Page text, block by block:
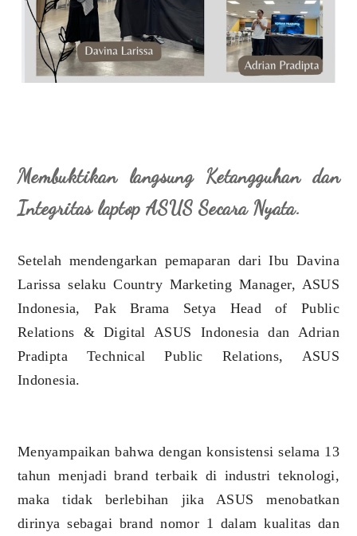
Membuktikan langsung Ketangguhan dan
Integritas laptop ASUS Secara Nyata.
Setelah mendengarkan pemaparan dari Ibu Davina
Larissa selaku Country Marketing Manager, ASUS
Indonesia, Pak Brama Setya Head of Public
Relations & Digital ASUS Indonesia dan Adrian
Pradipta Technical Public Relations, ASUS
Indonesia.
Menyampaikan bahwa dengan konsistensi selama 13
tahun menjadi brand terbaik di industri teknologi,
maka tidak berlebihan jika ASUS menobatkan
dirinya sebagai brand nomor 1 dalam kualitas dan